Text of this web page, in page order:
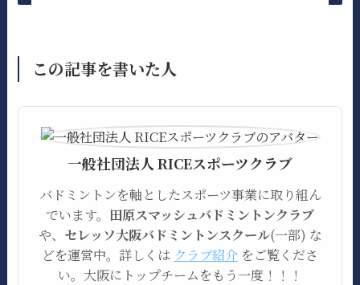
この記事を書いた人
一般社団法人 RICEスポーツクラブ
バドミントンを軸としたスポーツ事業に取り組ん
でいます。 田原スマッシュバドミントンクラブ
や、 セレッソ大阪バドミントンスクール(一部) な
どを運営中。詳しくは クラブ紹介 をご覧くださ
い。大阪にトップチームをもう一度！！！